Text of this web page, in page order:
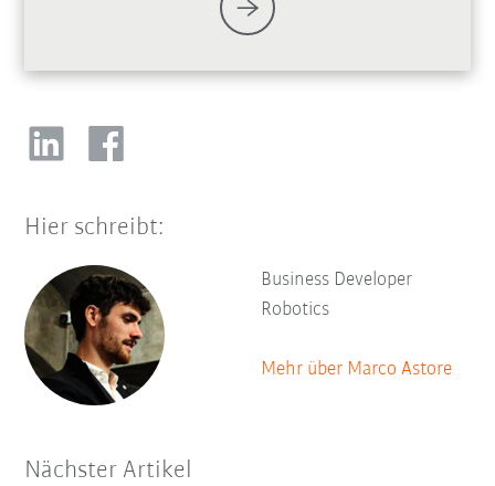
Hier schreibt:
Business Developer
Robotics
Mehr über Marco Astore
Nächster Artikel